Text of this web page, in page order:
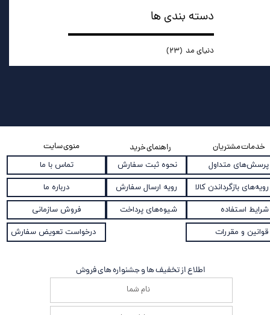
دسته بندی ها
دنیای مد (۲۳)
راهنمای خرید
نحوه ثبت سفارش
رویه ارسال سفارش
شیوه‌های پرداخت
خدمات مشتریان
پرسش‌های متداول
رویه‌های بازگرداندن کالا
شرایط استفاده
قوانین و مقررات
منوی سایت
تماس با ما
درباره ما
فروش سازمانی
درخواست تعویض سفارش
اطلاع از تخفیف ها و جشنواره های فروش